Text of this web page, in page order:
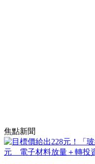
焦點新聞